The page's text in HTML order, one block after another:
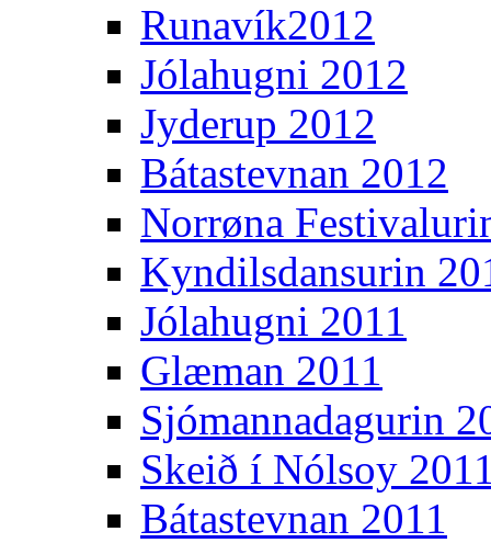
Runavík2012
Jólahugni 2012
Jyderup 2012
Bátastevnan 2012
Norrøna
Kyndilsdansurin
Jólahugni 2011
Glæman 2011
Sjómannadagurin
Skeið í Nólsoy
Bátastevnan 2011